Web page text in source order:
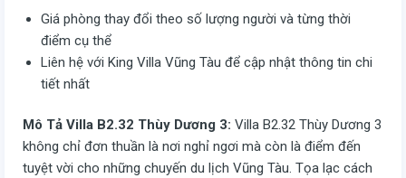
Giá phòng thay đổi theo số lượng người và từng thời
điểm cụ thể
Liên hệ với King Villa Vũng Tàu để cập nhật thông tin chi
tiết nhất
Mô Tả Villa B2.32 Thùy Dương 3: Villa B2.32 Thùy Dương 3
không chỉ đơn thuần là nơi nghỉ ngơi mà còn là điểm đến
tuyệt vời cho những chuyến du lịch Vũng Tàu. Tọa lạc cách